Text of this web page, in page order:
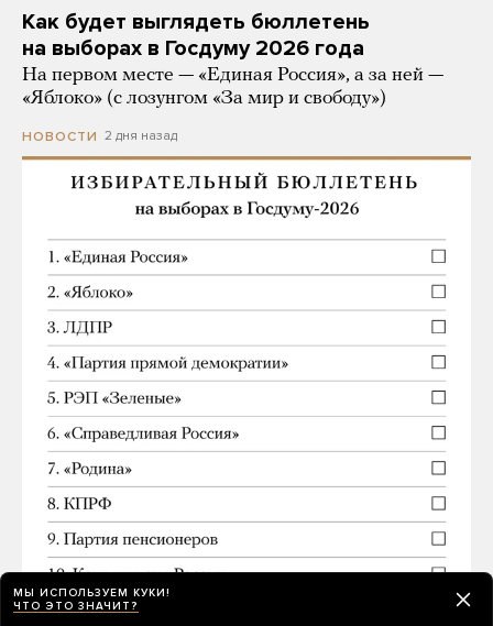
Как будет выглядеть бюллетень
на выборах в Госдуму 2026 года
На первом месте — «Единая Россия», а за ней —
«Яблоко» (с лозунгом «За мир и свободу»)
НОВОСТИ 2 дня назад
МЫ ИСПОЛЬЗУЕМ КУКИ!
ЧТО ЭТО ЗНАЧИТ?